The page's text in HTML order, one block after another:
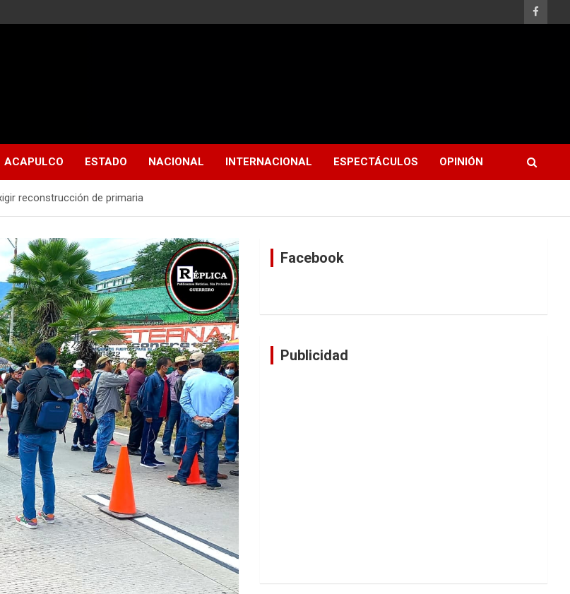
ACAPULCO ESTADO NACIONAL INTERNACIONAL ESPECTÁCULOS OPINIÓN
reconstrucción de primaria
Facebook
Publicidad